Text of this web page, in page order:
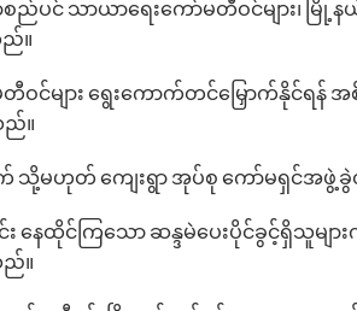
င် သာယာ‌ရေး‌ကော်မတီဝင်များ၊ မြို့
ည်။
င်များ ရွေးကောက်တင်မြှောက်နိုင်ရန်
ည်။
သို့မဟုတ် ကျေးရွာ အုပ်စု ကော်မရှင်အ
ထိုင်ကြ‌သော ဆန္ဒမဲပေးပိုင်ခွင့်ရှိသူမျာ
ည်။